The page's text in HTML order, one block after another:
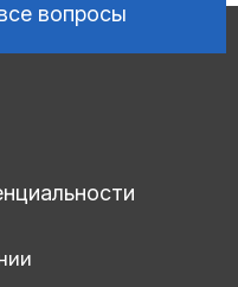
вопросы